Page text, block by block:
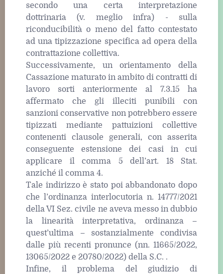
secondo una certa interpretazione
dottrinaria (v. meglio infra) - sulla
riconducibilità o meno del fatto contestato
ad una tipizzazione specifica ad opera della
contrattazione collettiva.
Successivamente, un orientamento della
Cassazione maturato in ambito di contratti di
lavoro sorti anteriormente al 7.3.15 ha
affermato che gli illeciti punibili con
sanzioni conservative non potrebbero essere
tipizzati mediante pattuizioni collettive
contenenti clausole generali, con asserita
conseguente estensione dei casi in cui
applicare il comma 5 dell’art. 18 Stat.
anziché il comma 4.
Tale indirizzo è stato poi abbandonato dopo
che l’ordinanza interlocutoria n. 14777/2021
della VI Sez. civile ne aveva messo in dubbio
la linearità interpretativa, ordinanza –
quest’ultima – sostanzialmente condivisa
dalle più recenti pronunce (nn. 11665/2022,
13065/2022 e 20780/2022) della S.C. .
Infine, il problema del giudizio di